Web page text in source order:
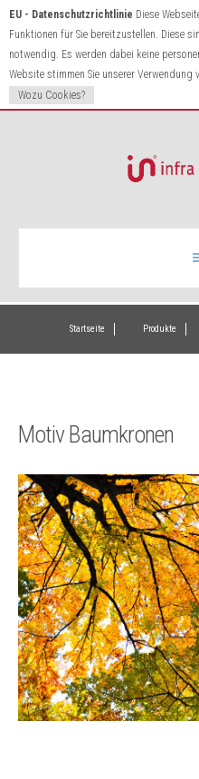
EU - Datenschutzrichtlinie Diese
Funktionen für Sie bereitzustellen. Diese
notwendig. Es werden dabei keine
Website stimmen Sie unserer Verwendung
Wozu Cookies?
Infrarotheizung
Kontakt
Startseite Produkte
Motiv Baumkronen